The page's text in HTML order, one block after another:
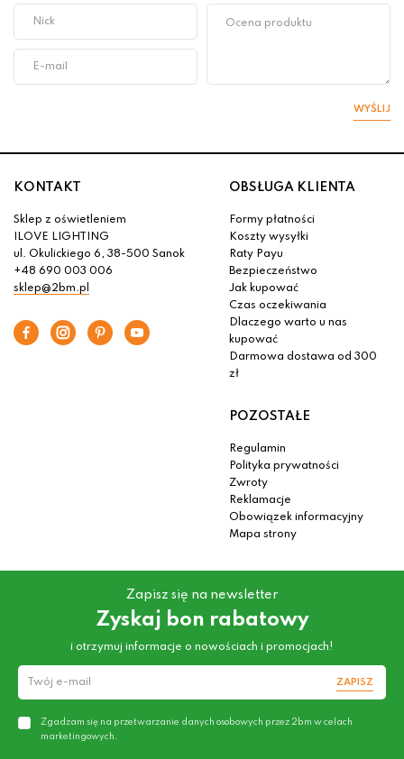
WYŚLIJ
KONTAKT
Sklep z oświetleniem
ILOVE LIGHTING
ul. Okulickiego 6, 38-500 Sanok
+48 690 003 006
sklep@2bm.pl
OBSŁUGA KLIENTA
Formy płatności
Koszty wysyłki
Raty Payu
Bezpieczeństwo
Jak kupować
Czas oczekiwania
Dlaczego warto u nas
kupować
Darmowa dostawa od 300
zł
POZOSTAŁE
Regulamin
Polityka prywatności
Zwroty
Reklamacje
Obowiązek informacyjny
Mapa strony
Zapisz się na newsletter
Zyskaj bon rabatowy
i otrzymuj informacje o nowościach i promocjach!
ZAPISZ
Zgadzam się na przetwarzanie danych osobowych przez 2bm w celach
marketingowych.